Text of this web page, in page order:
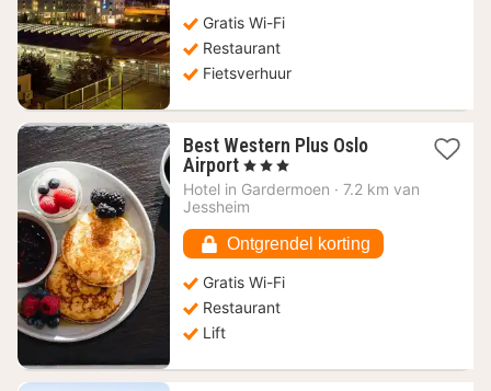
Gratis Wi-Fi
Restaurant
Fietsverhuur
Best Western Plus Oslo
Airport 1
nacht
vanaf
€
, 3 Sterren
Hotel in Gardermoen · 7.2 km van
Jessheim
Ontgrendel korting
Gratis Wi-Fi
Restaurant
Lift